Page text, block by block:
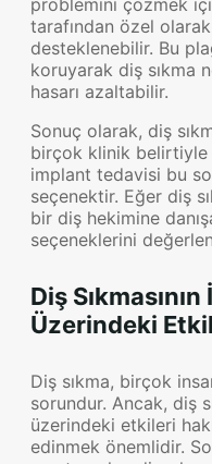
tarafından özel
desteklenebilir. Bu
koruyarak diş sıkma
hasarı azaltabilir.
Sonuç olarak, diş
birçok klinik belirtiyle
implant tedavisi bu
seçenektir. Eğer diş
bir diş hekimine
seçeneklerini
Diş
Üzerindeki
Diş sıkma, birçok
sorundur. Ancak, diş
üzerindeki etkileri
edinmek önemlidir.